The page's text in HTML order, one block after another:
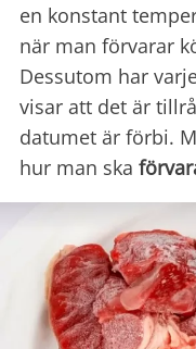
en konstant
när man förvarar
Dessutom har
visar att det är
datumet är förbi.
hur man ska